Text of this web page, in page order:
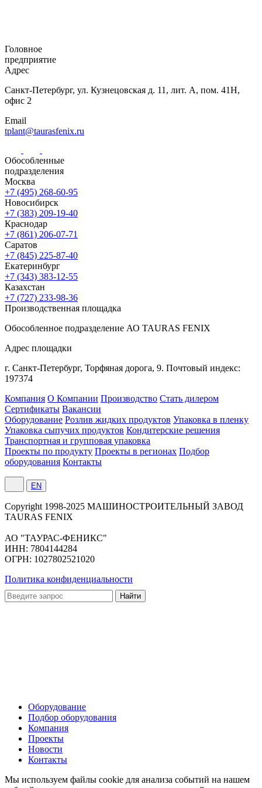
Головное
предприятие
Адрес
Санкт-Петербург, ул. Кузнецовская д. 11, лит. А, пом. 41Н,
офис 2
Email
tplant@taurasfenix.ru
Обособленные
подразделения
Москва
+7 (495) 268-60-95
Новосибирск
+7 (383) 209-19-40
Краснодар
+7 (861) 206-07-71
Саратов
+7 (845) 225-87-40
Екатеринбург
+7 (343) 383-12-55
Казахстан
+7 (727) 233-98-36
Производственная площадка
Обособленное подразделение АО TAURAS FENIX
Адрес площадки
г. Санкт-Петербург, Торфяная дорога, 9. Почтовый индекс:
197374
Компания О Компании Производство Стать дилером
Сертификаты Вакансии
Оборудование Розлив жидких продуктов Упаковка в пленку
Упаковка сыпучих продуктов Кондитерские решения
Транспортная и групповая упаковка
Проекты по продукту Проекты в регионах Подбор
оборудования Контакты
EN
Сopyright 1998-2025 МАШИНОСТРОИТЕЛЬНЫЙ ЗАВОД
TAURAS FENIX
АО "ТАУРАС-ФЕНИКС"
ИНН: 7804144284
ОГРН: 1027802521020
Политика конфиденциальности
Оборудование
Подбор оборудования
Компания
Проекты
Новости
Контакты
Мы используем файлы cookie для анализа событий на нашем